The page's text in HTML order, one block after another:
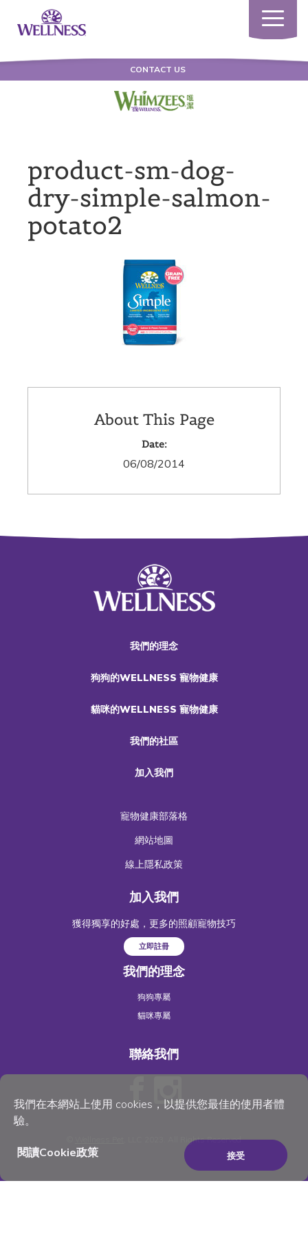
我們在本網站上使用 cookies，以提供您最佳的使用者體
驗。
閱讀Cookie政策 接受
Toggle
CONTACT US
product-sm-dog-
dry-simple-salmon-
potato2
About This Page
Date:
06/08/2014
我們的理念
狗狗的WELLNESS 寵物健康
貓咪的WELLNESS 寵物健康
我們的社區
加入我們
寵物健康部落格
網站地圖
線上隱私政策
加入我們
獲得獨享的好處，更多的照顧寵物技巧
立即註冊
我們的理念
狗狗專屬
貓咪專屬
聯絡我們
, LLC 2023. All Rights Reserved